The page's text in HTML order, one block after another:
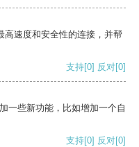
高速度和安全性的连接，并帮
支持[0] 反对[0]
一些新功能，比如增加一个自
支持[0] 反对[0]